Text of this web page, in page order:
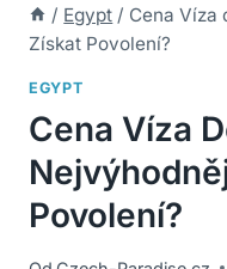
/ Egypt / Cena Víza
Získat Povolení?
EGYPT
Cena Víza
Povolení?